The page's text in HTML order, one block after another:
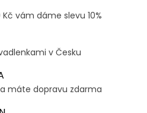
vám dáme slevu 10%
v Česku
máte dopravu zdarma